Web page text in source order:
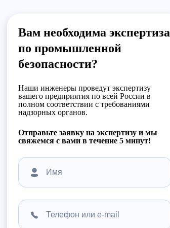
Вам необходима экспертиза
по промышленной
безопасности?
Наши инженеры проведут экспертизу
вашего предприятия по всей России в
полном соответствии с требованиями
надзорных органов.
Отправьте заявку на экспертизу и мы
свяжемся с вами в течение 5 минут!